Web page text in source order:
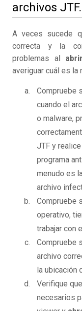
archivos JTF.
A veces sucede
correcta y la
problemas al
averiguar cuál es la
Compruebe
cuando el
o malware,
JTF y
programa
menudo es
archivo
Compruebe
operativo,
trabajar con
Compruebe
archivo
la ubicación
Verifique
necesarios